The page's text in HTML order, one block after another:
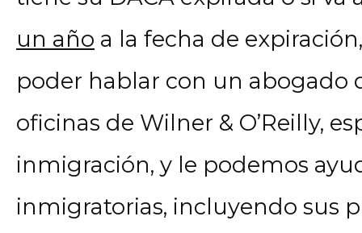
un año a la fecha de
poder hablar con un abogado
oficinas de Wilner & O’Reilly,
inmigración, y le podemos
inmigratorias, incluyendo sus